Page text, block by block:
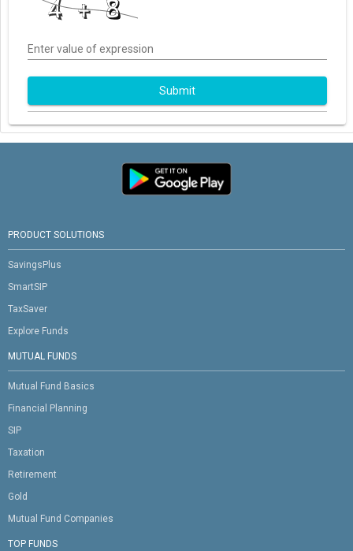
Enter value of expression
Submit
PRODUCT SOLUTIONS
SavingsPlus
SmartSIP
TaxSaver
Explore Funds
MUTUAL FUNDS
Mutual Fund Basics
Financial Planning
SIP
Taxation
Retirement
Gold
Mutual Fund Companies
TOP FUNDS